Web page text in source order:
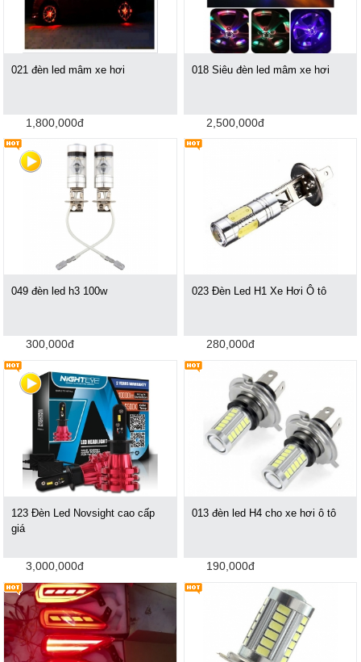
021 đèn led mâm xe hơi
1,800,000đ
018 Siêu đèn led mâm xe hơi
2,500,000đ
049 đèn led h3 100w
300,000đ
023 Đèn Led H1 Xe Hơi Ô tô
280,000đ
123 Đèn Led Novsight cao cấp
giá
3,000,000đ
013 đèn led H4 cho xe hơi ô tô
190,000đ